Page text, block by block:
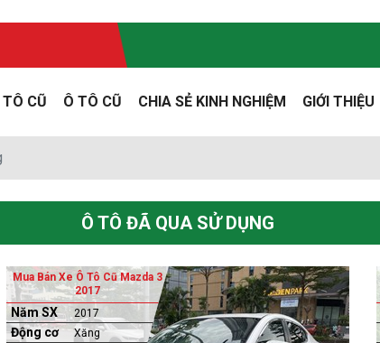
CŨ Ô TÔ CŨ CHIA SẺ KINH NGHIỆM GIỚI THIỆU
Ô TÔ ĐÃ QUA SỬ DỤNG
Mua Bán Xe Ô Tô Cũ Mazda 3
2017
Năm SX 2017
Động cơ Xăng